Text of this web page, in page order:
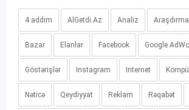
4 addım AlGetdi.Az Analiz Araşdırma
Bazar Elanlar Facebook Google
Göstərişlər Instagram Internet
Nəticə Qeydiyyat Reklam Rəqabət